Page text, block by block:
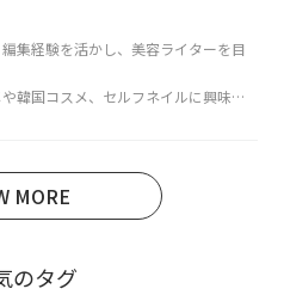
るイメージコンサルティングも行っ
集経験を活かし、美容ライターを目
韓国コスメ、セルフネイルに興味が
級保有。
MORE
のタグ